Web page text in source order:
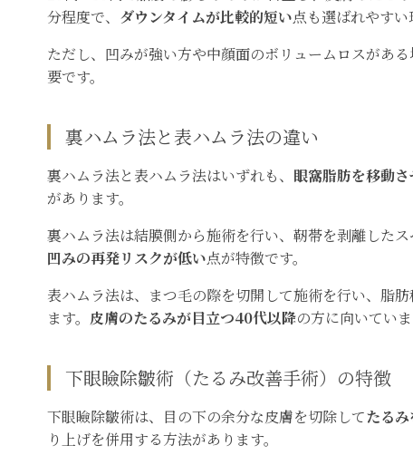
分程度で、 ダウンタイムが比較的短い点も選ばれやすい
ただし、凹みが強い方や中顔面のボリュームロスがある
要です。
裏ハムラ法と表ハムラ法の違い
裏ハムラ法と表ハムラ法はいずれも、 眼窩脂肪を移動
があります。
裏ハムラ法は結膜側から施術を行い、靭帯を剥離した
凹みの再発リスクが低い点が特徴です。
表ハムラ法は、まつ毛の際を切開して施術を行い、脂
ます。 皮膚のたるみが目立つ40代以降の方に向いていま
下眼瞼除皺術（たるみ改善手術）の特徴
下眼瞼除皺術は、目の下の余分な皮膚を切除してたる
り上げを併用する方法があります。